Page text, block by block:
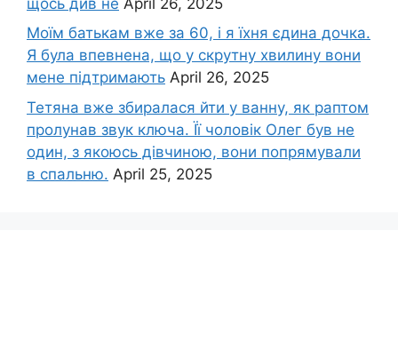
Моїм батькам вже за 60, і я їхня єдина дочка.
Я була впевнена, що у скрутну хвилину вони
мене підтримають April 26, 2025
Тетяна вже збиралася йти у ванну, як раптом
пролунав звук ключа. Її чоловік Олег був не
один, з якоюсь дівчиною, вони попрямували
в спальню. April 25, 2025